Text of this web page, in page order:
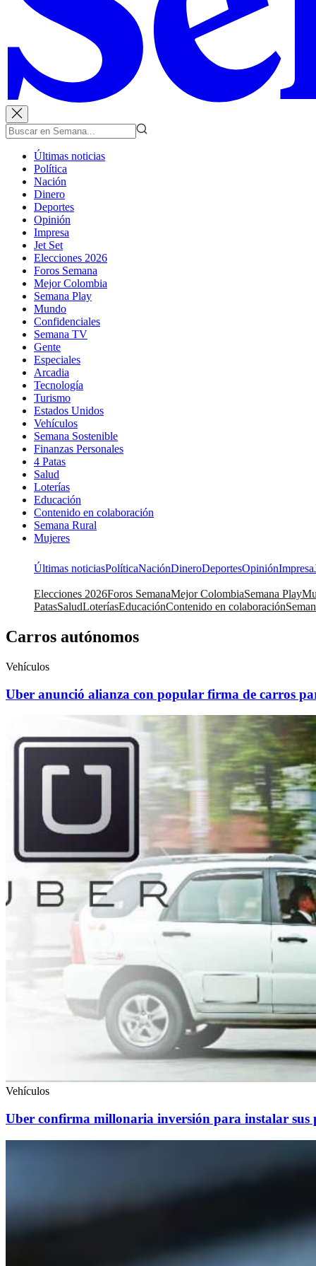
Últimas noticias
Política
Nación
Dinero
Deportes
Opinión
Impresa
Jet Set
Elecciones 2026
Foros Semana
Mejor Colombia
Semana Play
Mundo
Confidenciales
Semana TV
Gente
Especiales
Arcadia
Tecnología
Turismo
Estados Unidos
Vehículos
Semana Sostenible
Finanzas Personales
4 Patas
Salud
Loterías
Educación
Contenido en colaboración
Semana Rural
Mujeres
Últimas noticiasPolíticaNaciónDineroDeportesOpiniónImpresa
Elecciones 2026Foros SemanaMejor ColombiaSemana Play
PatasSaludLoteríasEducaciónContenido en colaboración
Carros autónomos
Vehículos
Uber anunció alianza con popular firma de carros
Vehículos
Uber confirma millonaria inversión para instalar sus